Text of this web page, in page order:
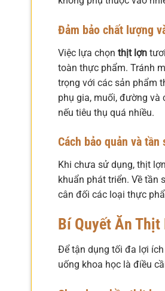
Đảm bảo chất lượng
Việc lựa chọn thịt lợn
toàn thực phẩm. Tránh
trọng với các sản phẩm
phụ gia, muối, đường và
nếu tiêu thụ quá nhiều.
Cách bảo quản và
Khi chưa sử dụng, thịt
khuẩn phát triển. Về tần
cân đối các loại thực
Bí Quyết Ăn Thịt
Để tận dụng tối đa lợi
uống khoa học là điều